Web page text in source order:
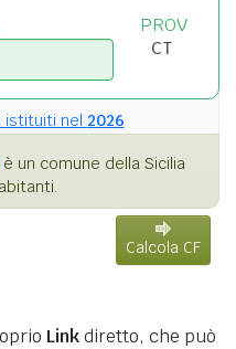
PROV
istituiti nel 2026
è un comune della Sicilia
Calcola CF
Linkdiretto, che può